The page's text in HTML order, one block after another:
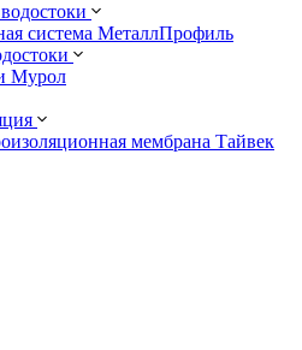
система МеталлПрофиль
Мурол
мембрана Тайвек